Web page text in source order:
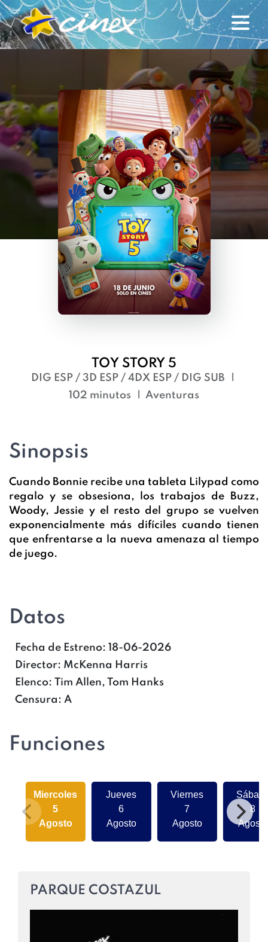
TOY STORY 5
DIG ESP / 3D ESP / 4DX ESP / DIG SUB
102 minutos
Aventuras
Sinopsis
Cuando Bonnie recibe una tableta Lilypad como
regalo y se obsesiona, los trabajos de Buzz,
Woody, Jessie y el resto del grupo se vuelven
exponencialmente más difíciles cuando tienen
que enfrentarse a la nueva amenaza al tiempo
de juego.
Datos
Fecha de Estreno: 18-06-2026
Director: McKenna Harris
Elenco: Tim Allen, Tom Hanks
Censura: A
Funciones
Miercoles
5
Agosto
Jueves
6
Agosto
Viernes
7
Agosto
8
Agosto
PARQUE COSTAZUL